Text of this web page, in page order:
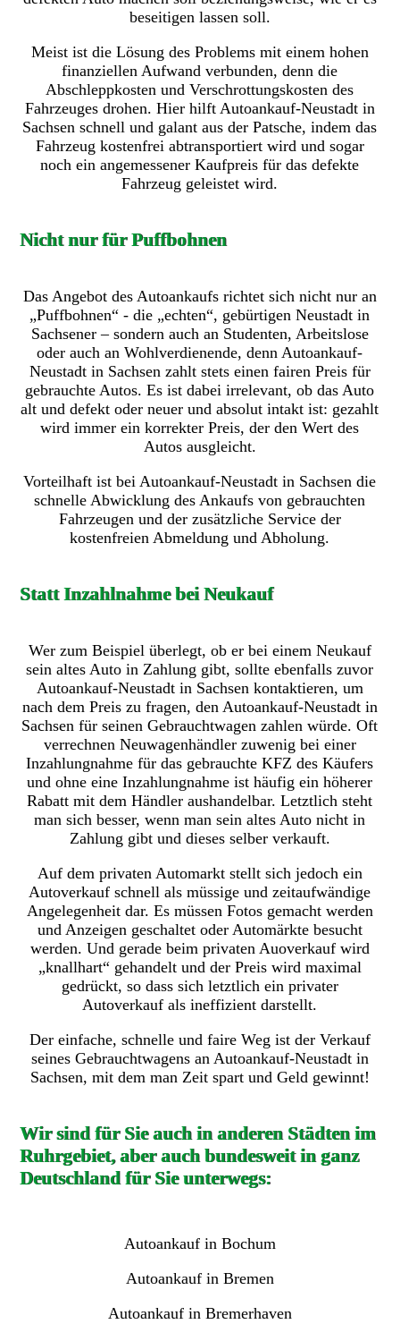
beseitigen lassen soll.
Meist ist die Lösung des Problems mit einem hohen
finanziellen Aufwand verbunden, denn die
Abschleppkosten und Verschrottungskosten des
Fahrzeuges drohen. Hier hilft Autoankauf-Neustadt in
Sachsen schnell und galant aus der Patsche, indem das
Fahrzeug kostenfrei abtransportiert wird und sogar
noch ein angemessener Kaufpreis für das defekte
Fahrzeug geleistet wird.
Nicht nur für Puffbohnen
Das Angebot des Autoankaufs richtet sich nicht nur an
„Puffbohnen“ - die „echten“, gebürtigen Neustadt in
Sachsener – sondern auch an Studenten, Arbeitslose
oder auch an Wohlverdienende, denn Autoankauf-
Neustadt in Sachsen zahlt stets einen fairen Preis für
gebrauchte Autos. Es ist dabei irrelevant, ob das Auto
alt und defekt oder neuer und absolut intakt ist: gezahlt
wird immer ein korrekter Preis, der den Wert des
Autos ausgleicht.
Vorteilhaft ist bei Autoankauf-Neustadt in Sachsen die
schnelle Abwicklung des Ankaufs von gebrauchten
Fahrzeugen und der zusätzliche Service der
kostenfreien Abmeldung und Abholung.
Statt Inzahlnahme bei Neukauf
Wer zum Beispiel überlegt, ob er bei einem Neukauf
sein altes Auto in Zahlung gibt, sollte ebenfalls zuvor
Autoankauf-Neustadt in Sachsen kontaktieren, um
nach dem Preis zu fragen, den Autoankauf-Neustadt in
Sachsen für seinen Gebrauchtwagen zahlen würde. Oft
verrechnen Neuwagenhändler zuwenig bei einer
Inzahlungnahme für das gebrauchte KFZ des Käufers
und ohne eine Inzahlungnahme ist häufig ein höherer
Rabatt mit dem Händler aushandelbar. Letztlich steht
man sich besser, wenn man sein altes Auto nicht in
Zahlung gibt und dieses selber verkauft.
Auf dem privaten Automarkt stellt sich jedoch ein
Autoverkauf schnell als müssige und zeitaufwändige
Angelegenheit dar. Es müssen Fotos gemacht werden
und Anzeigen geschaltet oder Automärkte besucht
werden. Und gerade beim privaten Auoverkauf wird
„knallhart“ gehandelt und der Preis wird maximal
gedrückt, so dass sich letztlich ein privater
Autoverkauf als ineffizient darstellt.
Der einfache, schnelle und faire Weg ist der Verkauf
seines Gebrauchtwagens an Autoankauf-Neustadt in
Sachsen, mit dem man Zeit spart und Geld gewinnt!
Wir sind für Sie auch in anderen Städten im
Ruhrgebiet, aber auch bundesweit in ganz
Deutschland für Sie unterwegs:
Autoankauf in Bochum
Autoankauf in Bremen
Autoankauf in Bremerhaven